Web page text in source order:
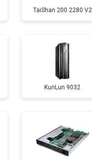
TaiShan 200 2280 V2
KunLun 9032